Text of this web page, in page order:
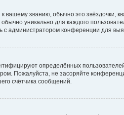
званию, обычно это звёздочки,
уникально для каждого
с администратором конференции для
определённых
Пожалуйста, не засоряйте
счётчика сообщений.